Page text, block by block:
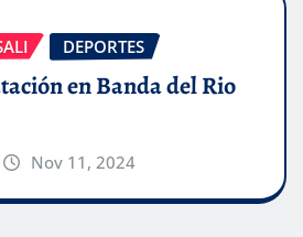
DEPORTES
en Banda del Rio
Nov 11, 2024